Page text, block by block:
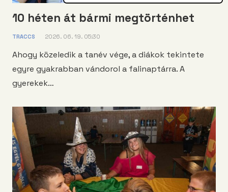
10 héten át bármi megtörténhet
TRACCS 2026. 06. 19. 05:30
Ahogy közeledik a tanév vége, a diákok tekintete
egyre gyakrabban vándorol a falinaptárra. A
gyerekek…